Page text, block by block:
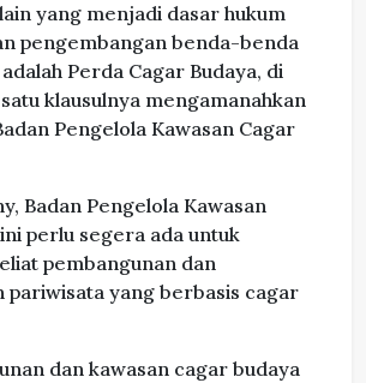
yang menjadi dasar hukum
pengembangan benda-benda
Perda Cagar Budaya, di
klausulnya mengamanahkan
Pengelola Kawasan Cagar
Badan Pengelola Kawasan
perlu segera ada untuk
pembangunan dan
pariwisata yang berbasis cagar
dan kawasan cagar budaya